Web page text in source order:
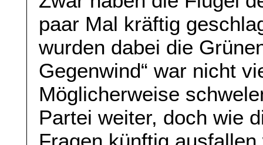
paar Mal kräftig
wurden dabei die
Gegenwind“ war nicht
Möglicherweise
Partei weiter, doch wie